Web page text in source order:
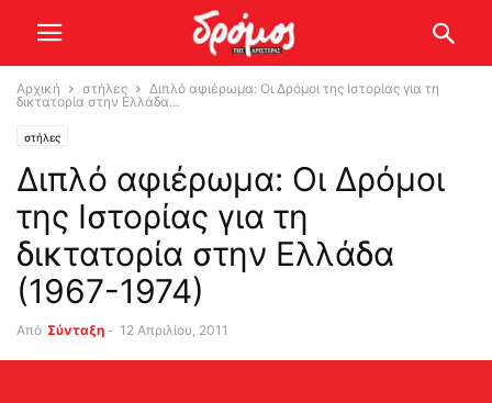
Αρχική στήλες
Διπλό αφιέρωμα: Οι Δρόμoι της Ιστορίας για τη
δικτατορία στην Ελλάδα...
στήλες
Διπλό αφιέρωμα: Οι Δρόμoι
της Ιστορίας για τη
δικτατορία στην Ελλάδα
(1967-1974)
Από Σύνταξη - 12 Απριλίου, 2011